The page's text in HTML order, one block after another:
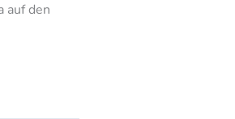
auf den